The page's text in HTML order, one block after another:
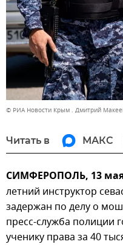
© РИА Новости Крым . Дмитрий
Читать в МАКС
СИМФЕРОПОЛЬ, 13
летний инструктор
задержан по делу о
пресс-служба полиции
ученику права за 40